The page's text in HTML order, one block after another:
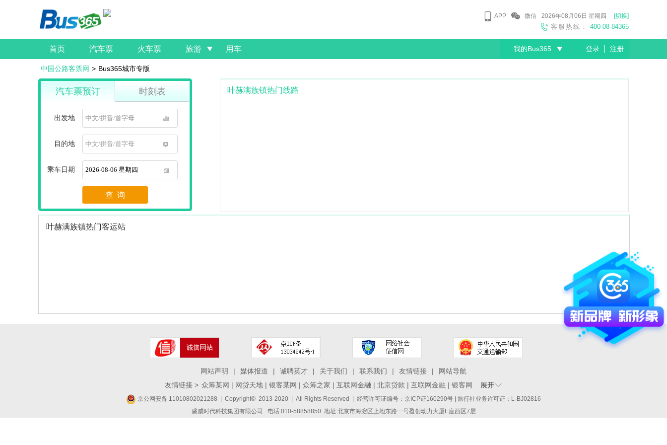
APP 微信 2026年08月06日 星期四 [切换]
客服热线： 400-08-84365
首页 汽车票 火车票 旅游 用车 我的Bus365 登录 注册
中国公路客票网 > Bus365城市专版
汽车票预订 时刻表
出发地
目的地
1
乘车日期
1
查 询
叶赫满族镇热门线路
叶赫满族镇热门客运站
网站声明 | 媒体报道 | 诚聘英才 | 关于我们 | 联系我们 | 友情链接 |
网站导航
友情链接 > 众筹某网 | 网贷天地 | 银客某网 | 众筹之家 | 互联网金融 | 北京贷款 | 互联网金融 | 银客网 展开
京公网安备 11010802021288 | Copyright© 2013-2020 | All Rights Reserved | 经营许可证编号：京ICP证160290号 | 旅行社业务许可证：L-BJ02816
盛威时代科技集团有限公司 电话:010-58858850 地址:北京市海淀区上地东路一号盈创动力大厦E座西区7层